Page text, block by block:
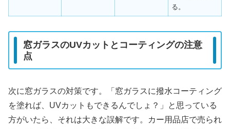
る。
窓ガラスのUVカットとコーティングの注意
点
次に窓ガラスの対策です。「窓ガラスに撥水コーティング
を塗れば、UVカットもできるんでしょ？」と思っている
方がいたら、それは大きな誤解です。カー用品店で売られ